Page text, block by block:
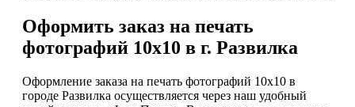
Оформить заказ на печать
фотографий 10х10 в г. Развилка
Оформление заказа на печать фотографий 10х10 в
городе Развилка осуществляется через наш удобный